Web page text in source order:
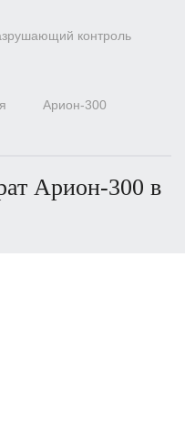
контроль
Арион-300
Арион-300 в